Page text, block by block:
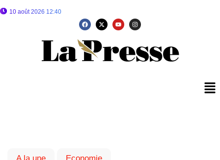
10 août 2026 12:40